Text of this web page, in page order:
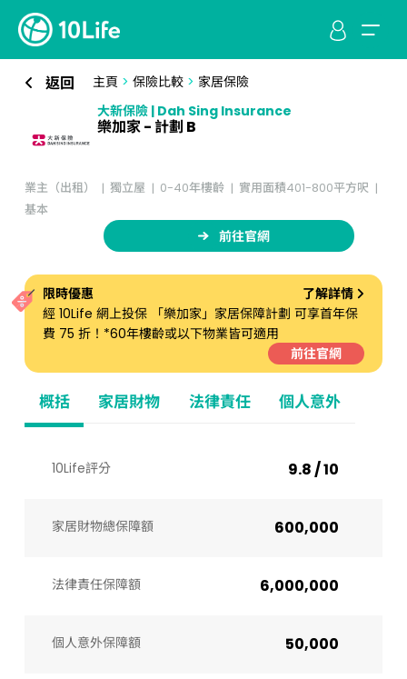
返回 主頁 > 保險比較> 家居保險
大新保險 | Dah Sing Insurance
樂加家 - 計劃 B
業主（出租） 獨立屋 0-40年樓齡
實用面積401-800平方呎
基本
前往官網
概括 家居財物 法律責任 個人意外
限時優惠
了解詳情
經 10Life 網上投保 「樂加家」家居保障計劃 可享首年保
費 75 折！*60年樓齡或以下物業皆可適用
前往官網
10Life評分 9.8 / 10
家居財物總保障額 600,000
法律責任保障額 6,000,000
個人意外保障額 50,000